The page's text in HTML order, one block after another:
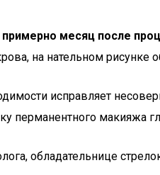
примерно месяц после
на нательном рисунке
исправляет
перманентного макияжа
обладательнице